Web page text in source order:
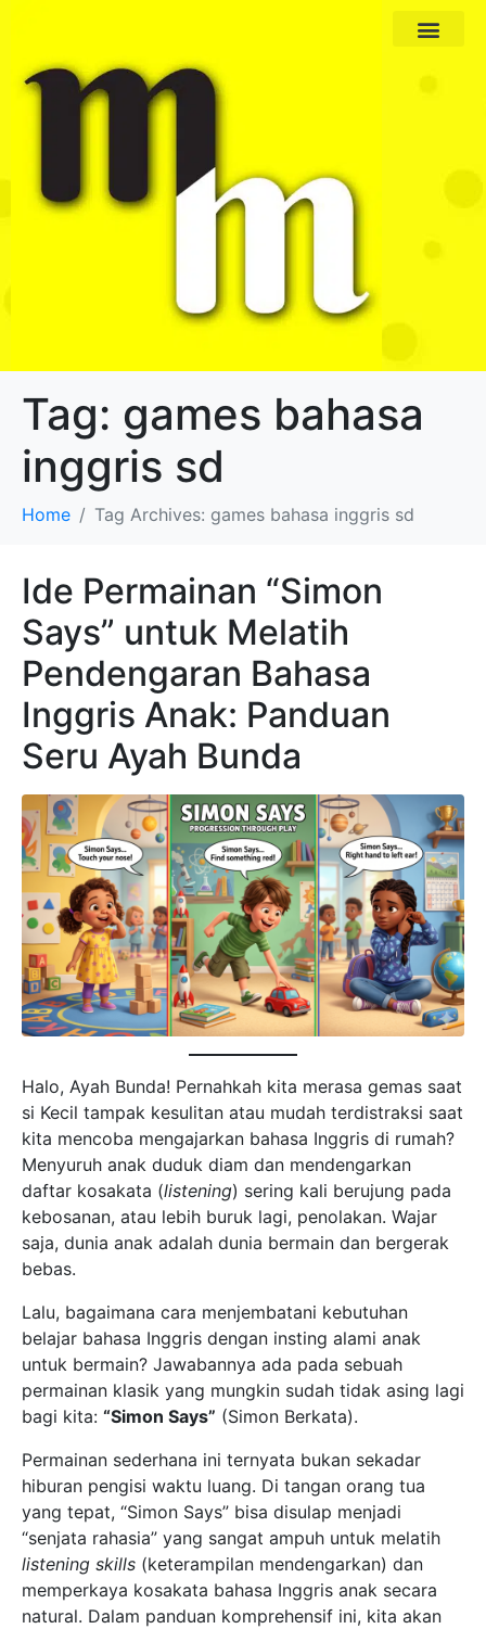
Tag: games bahasa
inggris sd
Home Tag Archives: games bahasa inggris sd
Ide Permainan “Simon
Says” untuk Melatih
Pendengaran Bahasa
Inggris Anak: Panduan
Seru Ayah Bunda
Halo, Ayah Bunda! Pernahkah kita merasa gemas saat
si Kecil tampak kesulitan atau mudah terdistraksi saat
kita mencoba mengajarkan bahasa Inggris di rumah?
Menyuruh anak duduk diam dan mendengarkan
daftar kosakata (listening) sering kali berujung pada
kebosanan, atau lebih buruk lagi, penolakan. Wajar
saja, dunia anak adalah dunia bermain dan bergerak
bebas.
Lalu, bagaimana cara menjembatani kebutuhan
belajar bahasa Inggris dengan insting alami anak
untuk bermain? Jawabannya ada pada sebuah
permainan klasik yang mungkin sudah tidak asing lagi
bagi kita: “Simon Says” (Simon Berkata).
Permainan sederhana ini ternyata bukan sekadar
hiburan pengisi waktu luang. Di tangan orang tua
yang tepat, “Simon Says” bisa disulap menjadi
“senjata rahasia” yang sangat ampuh untuk melatih
listening skills (keterampilan mendengarkan) dan
memperkaya kosakata bahasa Inggris anak secara
natural. Dalam panduan komprehensif ini, kita akan